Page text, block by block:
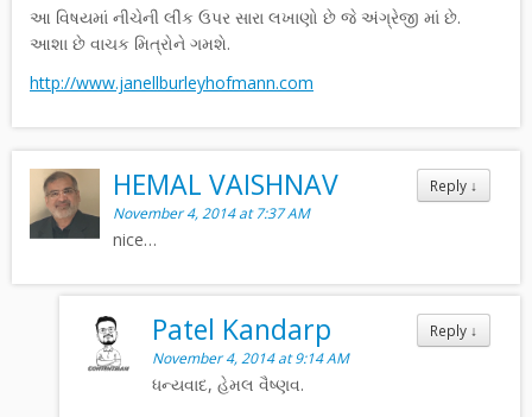
આ વિષયમાં નીચેની લીંક ઉપર સારા લખાણો છે જે અંગ્રેજી માં છે.
આશા છે વાચક મિત્રોને ગમશે.
http://www.janellburleyhofmann.com
Reply ↓
HEMAL VAISHNAV
November 4, 2014 at 7:37 AM
nice…
Reply ↓
Patel Kandarp
November 4, 2014 at 9:14 AM
ધન્યવાદ, હેમલ વૈષ્ણવ.